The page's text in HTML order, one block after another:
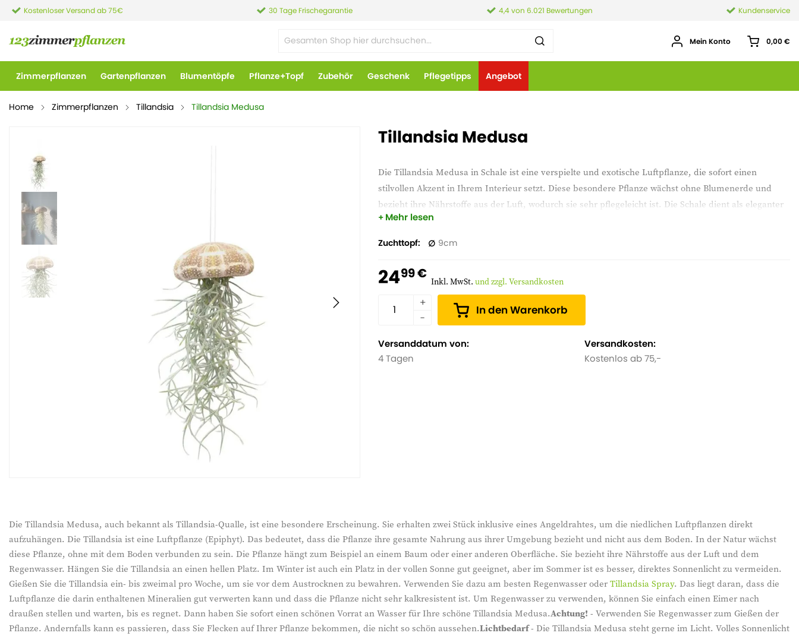
Kostenloser Versand ab 75€ 30 Tage Frischegarantie 4,4 von 6.021 Bewertungen Kundenservice
Mein Konto 0,00 €
Zimmerpflanzen Gartenpflanzen Blumentöpfe Pflanze+Topf Zubehör Geschenk Pflegetipps Angebot
Home Zimmerpflanzen Tillandsia Tillandsia Medusa
Tillandsia Medusa
Die Tillandsia Medusa in Schale ist eine verspielte und exotische Luftpflanze, die sofort einen
stilvollen Akzent in Ihrem Interieur setzt. Diese besondere Pflanze wächst ohne Blumenerde und
bezieht ihre Nährstoffe aus der Luft, wodurch sie sehr pflegeleicht ist. Die Schale dient als eleganter
Halter und hebt die skulpturalen Formen der Medusa hervor. Stellen Sie sie an einen hellen,
Wohnung oder Ihrem Büro.
Mehr lesen
Zuchttopf 9
2499 € Inkl. MwSt.und zzgl. Versandkosten
In den Warenkorb
Versanddatum von:
4 Tagen
Versandkosten:
Kostenlos ab 75,-
Die Tillandsia Medusa, auch bekannt als Tillandsia-Qualle, ist eine besondere Erscheinung. Sie erhalten zwei Stück inklusive eines Angeldrahtes, um die niedlichen Luftpflanzen direkt
aufzuhängen. Die Tillandsia ist eine Luftpflanze (Epiphyt). Das bedeutet, dass die Pflanze ihre gesamte Nahrung aus ihrer Umgebung bezieht und nicht aus dem Boden. In der Natur wächst
diese Pflanze, ohne mit dem Boden verbunden zu sein. Die Pflanze hängt zum Beispiel an einem Baum oder einer anderen Oberfläche. Sie bezieht ihre Nährstoffe aus der Luft und dem
Regenwasser. Hängen Sie die Tillandsia an einen hellen Platz. Im Winter ist auch ein Platz in der vollen Sonne gut geeignet, aber im Sommer ist es besser, direktes Sonnenlicht zu vermeiden.
Gießen Sie die Tillandsia ein- bis zweimal pro Woche, um sie vor dem Austrocknen zu bewahren. Verwenden Sie dazu am besten Regenwasser oderTillandsia Spray. Das liegt daran, dass die
Luftpflanze die darin enthaltenen Mineralien gut verwerten kann und dass die Pflanze nicht sehr kalkresistent ist. Um Regenwasser zu verwenden, können Sie einfach einen Eimer nach
draußen stellen und warten, bis es regnet. Dann haben Sie sofort einen schönen Vorrat an Wasser für Ihre schöne Tillandsia Medusa.Achtung! - Verwenden Sie Regenwasser zum Gießen der
Pflanze. Andernfalls kann es passieren, dass Sie Flecken auf Ihrer Pflanze bekommen, die nicht so schön aussehen.Lichtbedarf- Die Tillandsia Medusa steht gerne im Licht. Volles Sonnenlicht